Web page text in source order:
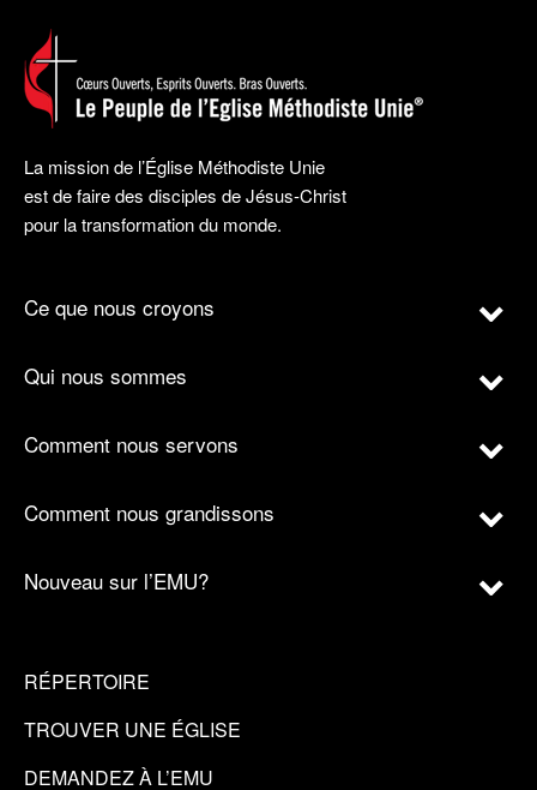
La mission de l’Église Méthodiste Unie
est de faire des disciples de Jésus-Christ
pour la transformation du monde.
Ce que nous croyons
Qui nous sommes
Comment nous servons
Comment nous grandissons
Nouveau sur l’EMU?
RÉPERTOIRE
TROUVER UNE ÉGLISE
DEMANDEZ À L’EMU